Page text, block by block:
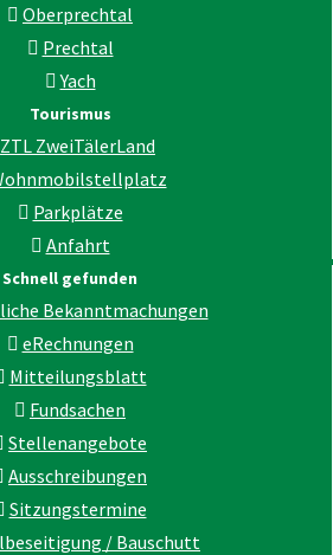
Oberprechtal
Prechtal
Yach
Tourismus
ZTL ZweiTälerLand
Parkplätze
Anfahrt
Schnell gefunden
Bekanntmachungen
eRechnungen
Mitteilungsblatt
Fundsachen
Stellenangebote
Ausschreibungen
Sitzungstermine
/ Bauschutt